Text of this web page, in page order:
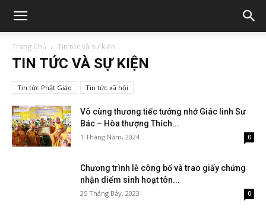
Trang Chủ Tin tức và sự kiện
TIN TỨC VÀ SỰ KIỆN
Tin tức Phật Giáo Tin tức xã hội
Vô cùng thương tiếc tưởng nhớ Giác linh Sư
Bác – Hòa thượng Thích...
1 Tháng Năm, 2024 0
Chương trình lễ công bố và trao giấy chứng
nhận diểm sinh hoạt tôn...
25 Tháng Bảy, 2023 0